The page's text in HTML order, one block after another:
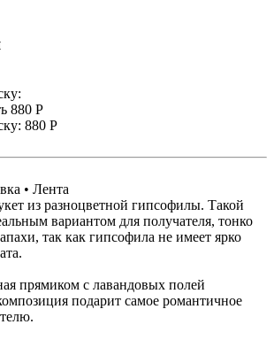
880 Р
880 Р
• Лента
из разноцветной гипсофилы. Такой
вариантом для получателя, тонко
так как гипсофила не имеет ярко
прямиком с лавандовых полей
подарит самое романтичное